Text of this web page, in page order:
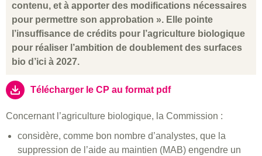
contenu, et à apporter des modifications nécessaires
pour permettre son approbation ». Elle pointe
l’insuffisance de crédits pour l’agriculture biologique
pour réaliser l’ambition de doublement des surfaces
bio d’ici à 2027.
Télécharger le CP au format pdf
Concernant l’agriculture biologique, la Commission :
considère, comme bon nombre d’analystes, que la
suppression de l’aide au maintien (MAB) engendre un